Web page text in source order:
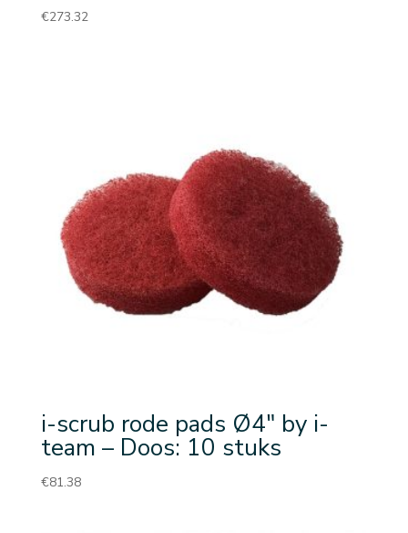
€273.32
i-scrub rode pads Ø4″ by i-
team – Doos: 10 stuks
€81.38